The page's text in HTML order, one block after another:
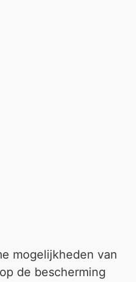
mogelijkheden van
de bescherming